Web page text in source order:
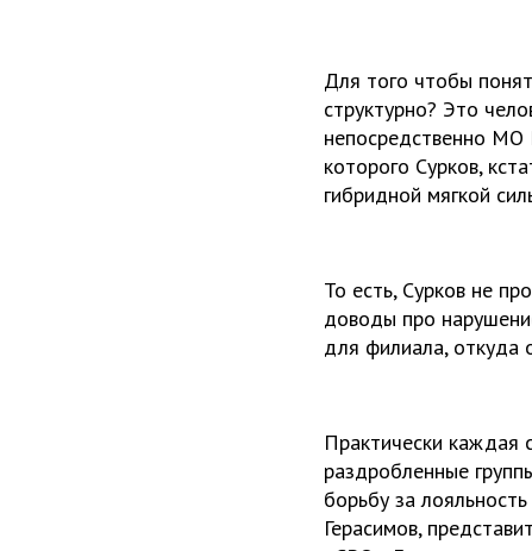
Для того чтобы
структурно? Это
непосредственно МО
которого Сурков,
гибридной мягкой
То есть, Сурков не
доводы про
для филиала, откуда
Практически каждая
раздробленные
борьбу за
Герасимов,